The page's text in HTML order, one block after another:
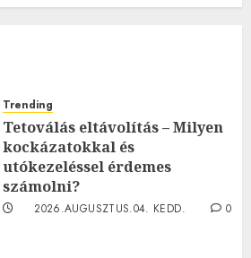
Trending
Tetoválás eltávolítás – Milyen
kockázatokkal és
utókezeléssel érdemes
számolni?
2026.AUGUSZTUS.04. KEDD.
0